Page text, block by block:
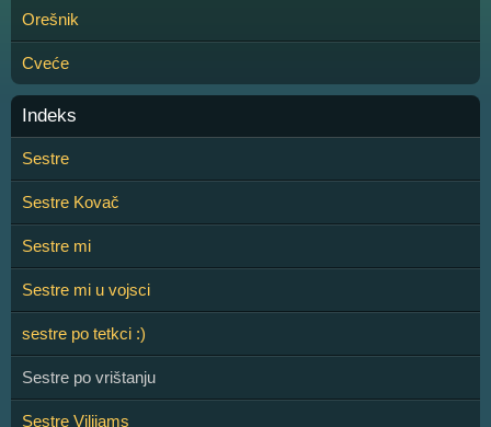
Orešnik
Cveće
Indeks
Sestre
Sestre Kovač
Sestre mi
Sestre mi u vojsci
sestre po tetkci :)
Sestre po vrištanju
Sestre Vilijams